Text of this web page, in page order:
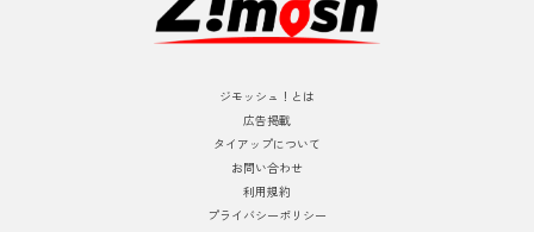
ジモッシュ！とは
広告掲載
タイアップについて
お問い合わせ
利用規約
プライバシーポリシー